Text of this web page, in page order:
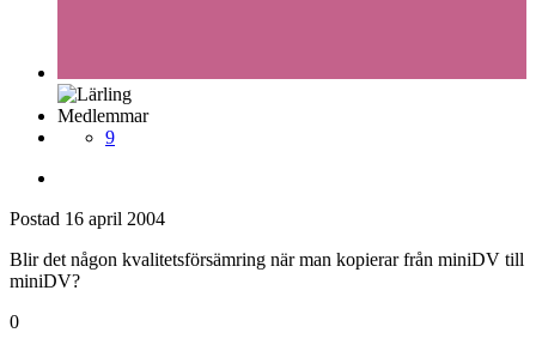
Medlemmar
9
Postad 16 april 2004
Blir det någon kvalitetsförsämring när man kopierar från miniDV till
miniDV?
0